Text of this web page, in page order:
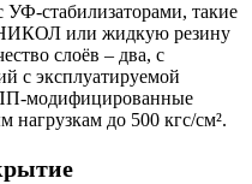
стабилизаторами, такие
или жидкую резину
слоёв – два, с
c эксплуатируемой
модифицированные
нагрузкам до 500 кгс/см².